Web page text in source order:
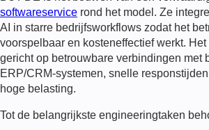
softwareservice rond het model. Ze
AI in starre bedrijfsworkflows zodat het
voorspelbaar en kosteneffectief werkt.
gericht op betrouwbare verbindingen met
ERP/CRM-systemen, snelle
hoge belasting.
Tot de belangrijkste engineeringtaken